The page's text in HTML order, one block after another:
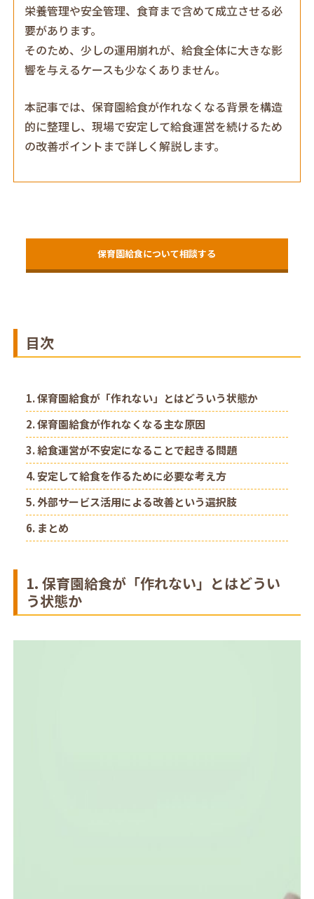
栄養管理や安全管理、食育まで含めて成立させる必
要があります。
そのため、少しの運用崩れが、給食全体に大きな影
響を与えるケースも少なくありません。
本記事では、保育園給食が作れなくなる背景を構造
的に整理し、現場で安定して給食運営を続けるため
の改善ポイントまで詳しく解説します。
保育園給食について相談する
目次
1. 保育園給食が「作れない」とはどういう状態か
2. 保育園給食が作れなくなる主な原因
3. 給食運営が不安定になることで起きる問題
4. 安定して給食を作るために必要な考え方
5. 外部サービス活用による改善という選択肢
6. まとめ
1. 保育園給食が「作れない」とはどうい
う状態か